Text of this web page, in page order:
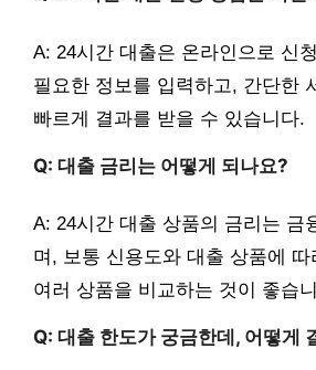
A: 24시간 대출은 온라인으로 신
필요한 정보를 입력하고, 간단한
빠르게 결과를 받을 수 있습니다.
Q: 대출 금리는 어떻게 되나요?
A: 24시간 대출 상품의 금리는 금
며, 보통 신용도와 대출 상품에
여러 상품을 비교하는 것이 좋습
Q: 대출 한도가 궁금한데, 어떻게